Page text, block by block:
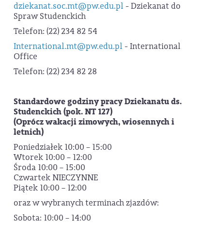
dziekanat.soc.mt@pw.edu.pl - Dziekanat do
Spraw Studenckich
Telefon: (22) 234 82 54
International.mt@pw.edu.pl - International
Office
Telefon: (22) 234 82 28
Standardowe godziny pracyDziekanatu ds.
Studenckich(pok. NT 127)
(Oprócz wakacji zimowych, wiosennych i
letnich)
Poniedziałek 10:00 – 15:00
Wtorek 10:00 – 12:00
Środa 10:00 – 15:00
Czwartek NIECZYNNE
Piątek 10:00 – 12:00
oraz w wybranych terminach zjazdów:
Sobota: 10:00 – 14:00